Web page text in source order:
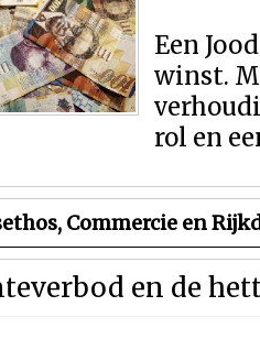
Een
winst.
rol en
Commercie en
en de